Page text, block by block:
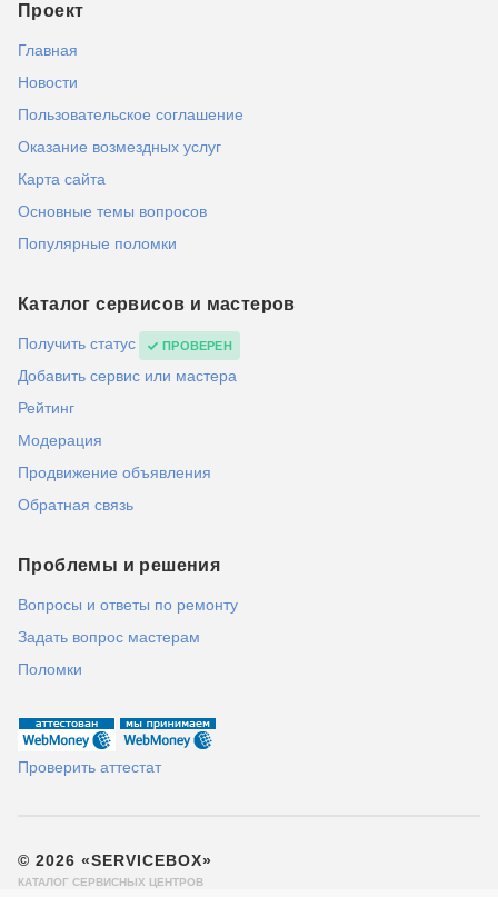
Проект
Главная
Новости
Пользовательское соглашение
Оказание возмездных услуг
Карта сайта
Основные темы вопросов
Популярные поломки
Каталог сервисов и мастеров
Получить статус ПРОВЕРЕН
Добавить сервис или мастера
Рейтинг
Модерация
Продвижение объявления
Обратная связь
Проблемы и решения
Вопросы и ответы по ремонту
Задать вопрос мастерам
Поломки
Проверить аттестат
© 2026 «SERVICEBOX»
КАТАЛОГ СЕРВИСНЫХ ЦЕНТРОВ